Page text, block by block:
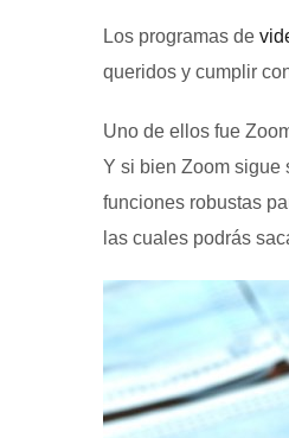
Los programas de
queridos y cumplir
Uno de ellos fue
Y si bien Zoom sigue
funciones robustas
las cuales podrás